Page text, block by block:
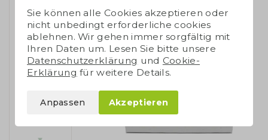
Sie können alle Cookies akzeptieren oder
nicht unbedingt erforderliche cookies
ablehnen. Wir gehen immer sorgfältig mit
Ihren Daten um. Lesen Sie bitte unsere
Datenschutzerklärung und Cookie-
Erklärung für weitere Details.
Anpassen Akzeptieren